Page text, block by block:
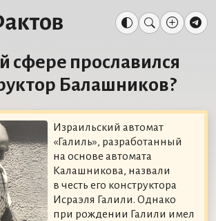
сфере прославился
Балашников?
Израильский автомат
«Галиль», разработанный
на основе автомата
Калашникова, назвали
в честь его конструктора
Исраэля Галили. Однако
при рождении Галили имел